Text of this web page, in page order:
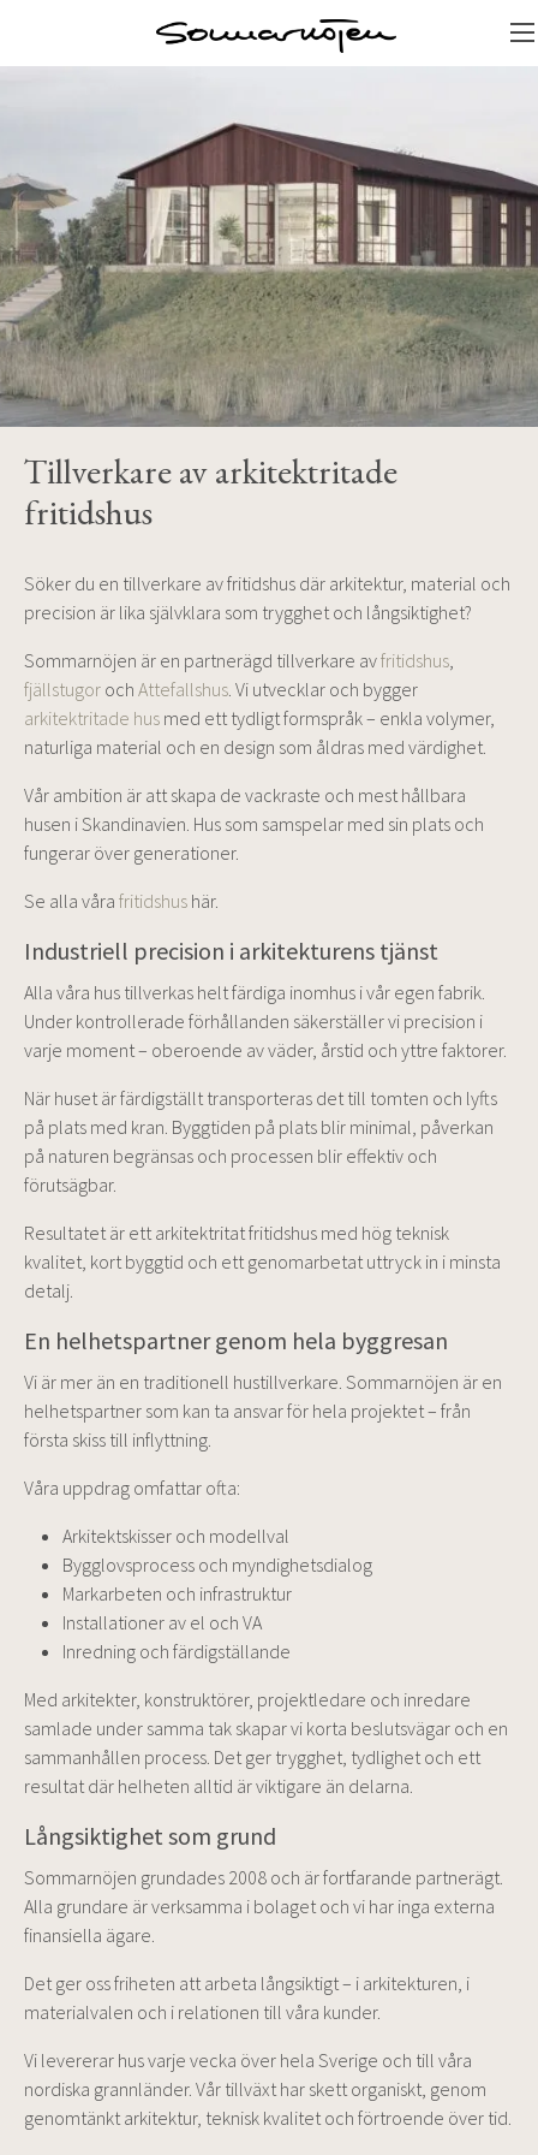
Tillverkare av arkitektritade
fritidshus
Söker du en tillverkare av fritidshus där arkitektur, material och
precision är lika självklara som trygghet och långsiktighet?
Sommarnöjen är en partnerägd tillverkare avfritidshus,
fjällstugor och Attefallshus. Vi utvecklar och bygger
arkitektritade hus med ett tydligt formspråk – enkla volymer,
naturliga material och en design som åldras med värdighet.
Vår ambition är att skapa de vackraste och mest hållbara
husen i Skandinavien. Hus som samspelar med sin plats och
fungerar över generationer.
Se alla våra fritidshus här.
Industriell precision i arkitekturens tjänst
Alla våra hus tillverkas helt färdiga inomhus i vår egen fabrik.
Under kontrollerade förhållanden säkerställer vi precision i
varje moment – oberoende av väder, årstid och yttre faktorer.
När huset är färdigställt transporteras det till tomten och lyfts
på plats med kran. Byggtiden på plats blir minimal, påverkan
på naturen begränsas och processen blir effektiv och
förutsägbar.
Resultatet är ett arkitektritat fritidshus med hög teknisk
kvalitet, kort byggtid och ett genomarbetat uttryck in i minsta
detalj.
En helhetspartner genom hela byggresan
Vi är mer än en traditionell hustillverkare. Sommarnöjen är en
helhetspartner som kan ta ansvar för hela projektet – från
första skiss till inflyttning.
Våra uppdrag omfattar ofta:
Arkitektskisser och modellval
Bygglovsprocess och myndighetsdialog
Markarbeten och infrastruktur
Installationer av el och VA
Inredning och färdigställande
Med arkitekter, konstruktörer, projektledare och inredare
samlade under samma tak skapar vi korta beslutsvägar och en
sammanhållen process. Det ger trygghet, tydlighet och ett
resultat där helheten alltid är viktigare än delarna.
Långsiktighet som grund
Sommarnöjen grundades 2008 och är fortfarande partnerägt.
Alla grundare är verksamma i bolaget och vi har inga externa
finansiella ägare.
Det ger oss friheten att arbeta långsiktigt – i arkitekturen, i
materialvalen och i relationen till våra kunder.
Vi levererar hus varje vecka över hela Sverige och till våra
nordiska grannländer. Vår tillväxt har skett organiskt, genom
genomtänkt arkitektur, teknisk kvalitet och förtroende över tid.